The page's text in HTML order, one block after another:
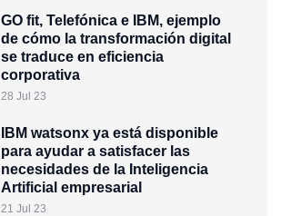
GO fit, Telefónica e IBM, ejemplo
de cómo la transformación digital
se traduce en eficiencia
corporativa
28 Jul 23
IBM watsonx ya está disponible
para ayudar a satisfacer las
necesidades de la Inteligencia
Artificial empresarial
21 Jul 23